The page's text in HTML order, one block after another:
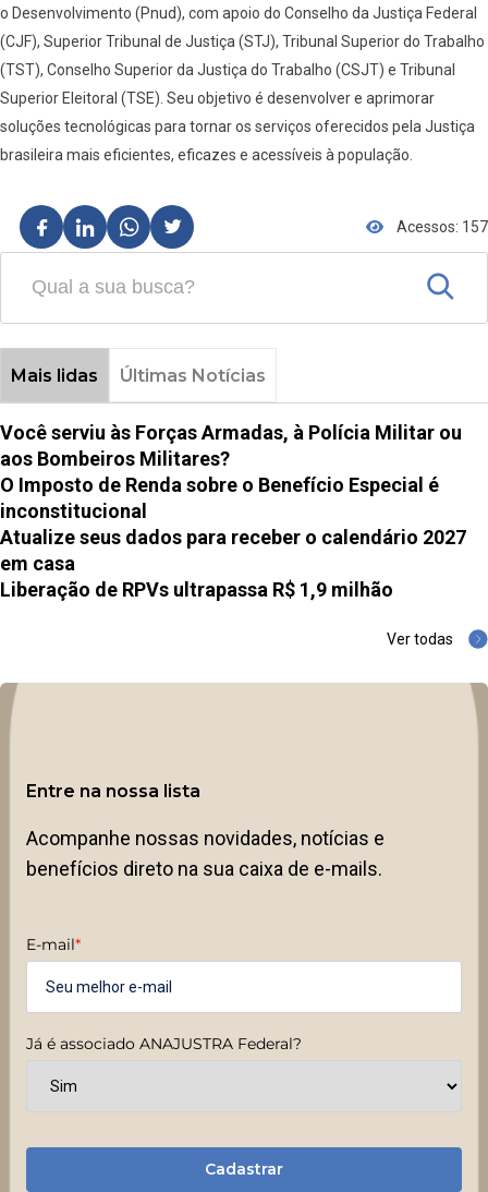
o Desenvolvimento (Pnud), com apoio do Conselho da Justiça Federal
(CJF), Superior Tribunal de Justiça (STJ), Tribunal Superior do Trabalho
(TST), Conselho Superior da Justiça do Trabalho (CSJT) e Tribunal
Superior Eleitoral (TSE). Seu objetivo é desenvolver e aprimorar
soluções tecnológicas para tornar os serviços oferecidos pela Justiça
brasileira mais eficientes, eficazes e acessíveis à população.
Acessos: 157
Mais lidas Últimas Notícias
Você serviu às Forças Armadas, à Polícia Militar ou
aos Bombeiros Militares?
O Imposto de Renda sobre o Benefício Especial é
inconstitucional
Atualize seus dados para receber o calendário 2027
em casa
Liberação de RPVs ultrapassa R$ 1,9 milhão
Ver todas
Entre na nossa lista
Acompanhe nossas novidades, notícias e
benefícios direto na sua caixa de e-mails.
E-mail*
Já é associado ANAJUSTRA Federal?
Cadastrar